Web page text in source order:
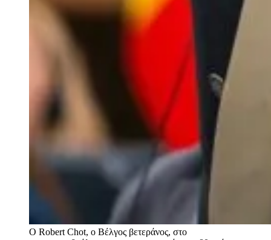
Ο Robert Chot, ο Βέλγος βετεράνος, στο